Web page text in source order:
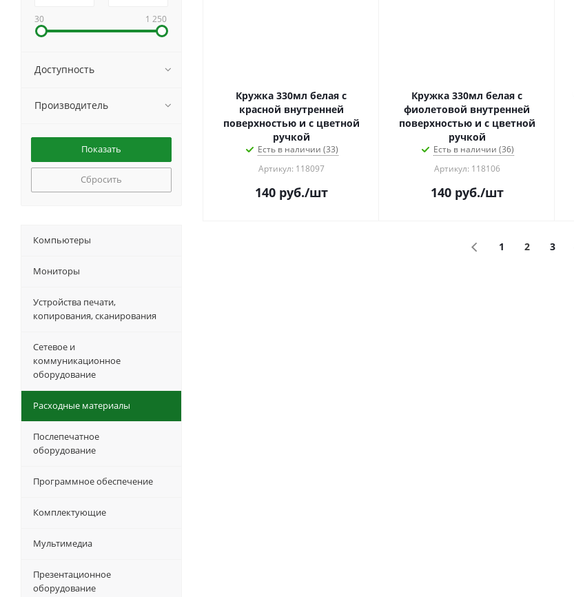
Кружка 330мл белая с
красной внутренней
поверхностью и с цветной
ручкой
Есть в наличии (33)
Артикул: 118097
140руб./шт
Кружка 330мл белая с
фиолетовой внутренней
поверхностью и с цветной
ручкой
Есть в наличии (36)
Артикул: 118106
140руб./шт
1 2 3
30 1 250
Доступность
Производитель
Сбросить
Компьютеры
Мониторы
Устройства печати,
копирования, сканирования
Сетевое и
коммуникационное
оборудование
Расходные материалы
Послепечатное
оборудование
Программное обеспечение
Комплектующие
Мультимедиа
Презентационное
оборудование